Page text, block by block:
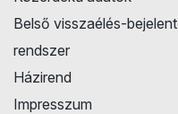
Belső visszaélés-
rendszer
Házirend
Impresszum